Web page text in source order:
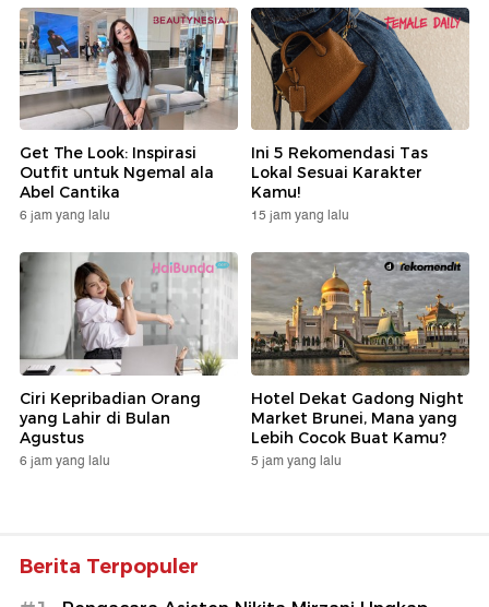
Get The Look: Inspirasi
Outfit untuk Ngemal ala
Abel Cantika
6 jam yang lalu
Ini 5 Rekomendasi Tas
Lokal Sesuai Karakter
Kamu!
15 jam yang lalu
Ciri Kepribadian Orang
yang Lahir di Bulan
Agustus
6 jam yang lalu
Hotel Dekat Gadong Night
Market Brunei, Mana yang
Lebih Cocok Buat Kamu?
5 jam yang lalu
Berita Terpopuler